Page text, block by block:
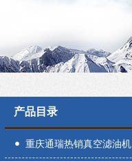
产品目录
重庆通瑞热销真空滤油机